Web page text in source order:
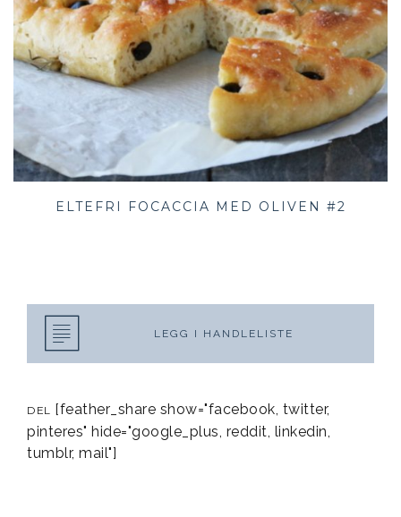
ELTEFRI FOCACCIA MED OLIVEN #2
LEGG I HANDLELISTE
DEL [feather_share show="facebook, twitter,
pinteres" hide="google_plus, reddit, linkedin,
tumblr, mail"]